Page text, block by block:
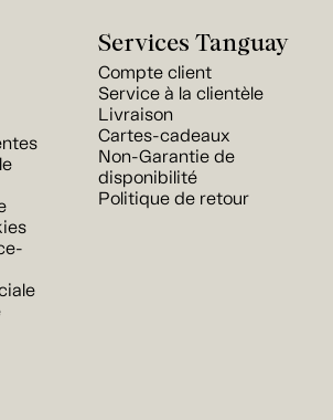
Services Tanguay
Compte client
Service à la clientèle
Livraison
Cartes-cadeaux
Non-Garantie de
disponibilité
Politique de retour